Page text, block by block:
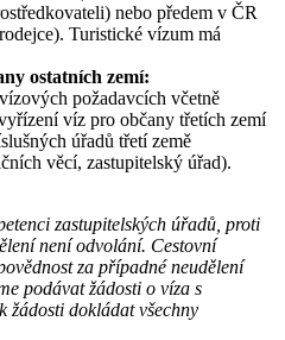
nebo předem v ČR
Turistické vízum má
ostatních zemí:
požadavcích včetně
víz pro občany třetích zemí
úřadů třetí země
věcí, zastupitelský úřad).
zastupitelských úřadů, proti
není odvolání. Cestovní
za případné neudělení
podávat žádosti o víza s
žádosti dokládat všechny